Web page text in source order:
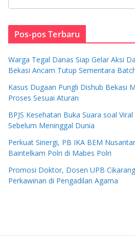
Pos-pos Terbaru
Warga Tegal Danas Siap Gelar Aksi
Bekasi Ancam Tutup Sementara
Kasus Dugaan Pungli Dishub Bekasi
Proses Sesuai Aturan
BPJS Kesehatan Buka Suara soal
Sebelum Meninggal Dunia
Perkuat Sinergi, PB IKA BEM
Baintelkam Polri di Mabes Polri
Promosi Doktor, Dosen UPB
Perkawinan di Pengadilan Agama